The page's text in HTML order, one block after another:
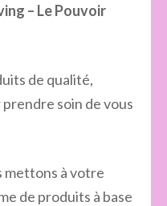
– Le Pouvoir
de qualité,
soin de vous
mettons à votre
de produits à base